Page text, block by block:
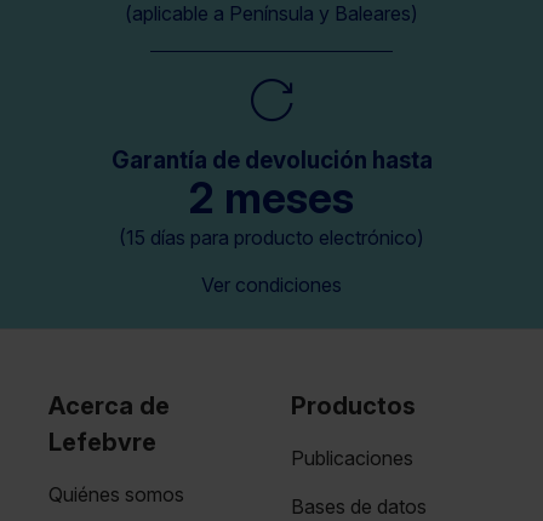
(aplicable a Península y Baleares)
Garantía de devolución hasta
2 meses
(15 días para producto electrónico)
Ver condiciones
Acerca de
Lefebvre
Quiénes somos
Productos
Publicaciones
Bases de datos